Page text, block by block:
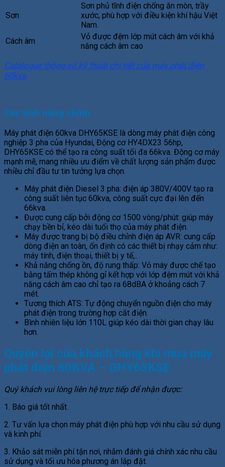
Sơn
Sơn phủ tĩnh điện chống ăn mòn, trầy
xước, phù hợp với điều kiện khí hậu Việt
Nam.
Cách âm
Vỏ được đệm lớp mút cách âm với khả
năng cách âm cao
Catalogue thông số kỹ thuật chi tiết của máy phát điện
60kva
Các tính năng chính
Máy phát điện 60kva DHY65KSE là dòng máy phát điện công
nghiệp 3 pha của Hyundai, Động cơ HY4DX23 56hp,
DHY65KSE có thể tạo ra công suất tối đa 66kva. Động cơ máy
mạnh mẽ, mang nhiều ưu điểm về chất lượng sản phẩm được
nhiều chỉ đầu tư tin tưởng lựa chọn.
Máy phát điện Diesel 3 pha: điện áp 380V/400V tạo ra
công suất liên tục 60kva, công suất cực đại lên đến
66kva.
Được cung cấp bởi động cơ 1500 vòng/phút: giúp máy
chạy bền bỉ, kéo dài tuổi thọ của máy phát điện.
Máy được trang bị bộ điều chỉnh điện áp AVR: cung cấp
dòng điện an toàn, ổn định có các thiết bị nhạy cảm như:
máy tính, điện thoại, thiết bị y tế,..
Khả năng chống ồn, độ rung thấp: Vỏ máy được chế tạo
bằng tấm thép không gỉ kết hợp với lớp đệm mút với khả
năng cách âm cao chỉ tạo ra 68dBA ở khoảng cách 7
mét.
Tương thích ATS: Tự động chuyển nguồn điện cho máy
phát điện trong trường hợp cắt điện.
Bình nhiên liệu lớn 110L giúp kéo dài thời gian chạy lâu
hơn.
Quyền lợi của khách hàng khi mua máy
phát điện 60KVA – DHY65KSE
Quý khách vui lòng liên hệ trực tiếp để nhận được:
1. Báo giá tốt nhất.
2. Tư vấn lựa chọn máy phát điện phù hợp với nhu cầu sử dụng
và kinh phí.
3. Khảo sát miễn phí tận nơi, nhằm đánh giá chính xác nhu cầu
sử dụng và tối ưu hóa phương án lắp đặt.